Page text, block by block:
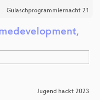
Gulaschprogrammiernacht 21
Jugend hackt 2023